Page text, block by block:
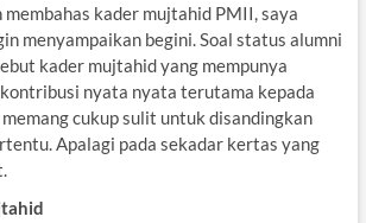
membahas kader mujtahid PMII, saya
menyampaikan begini. Soal status alumni
kader mujtahid yang mempunya
nyata nyata terutama kepada
memang cukup sulit untuk disandingkan
Apalagi pada sekadar kertas yang